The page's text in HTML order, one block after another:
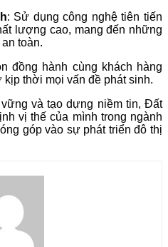
: Sử dụng công nghệ tiên tiến
lượng cao, mang đến những
toàn.
đồng hành cùng khách hàng
kịp thời mọi vấn đề phát sinh.
và tạo dựng niềm tin, Đất
vị thế của mình trong ngành
góp vào sự phát triển đô thị